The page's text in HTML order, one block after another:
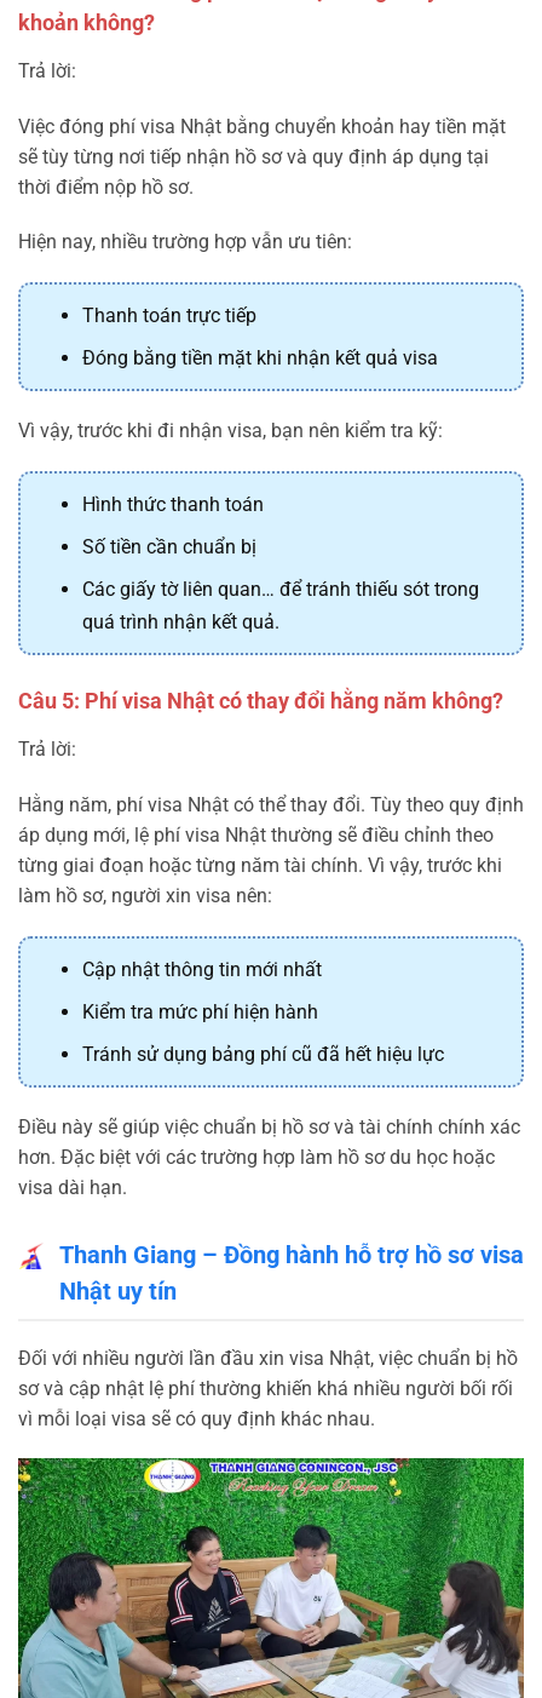
khoản không?
Trả lời:
Việc đóng phí visa Nhật bằng chuyển khoản hay tiền mặt
sẽ tùy từng nơi tiếp nhận hồ sơ và quy định áp dụng tại
thời điểm nộp hồ sơ.
Hiện nay, nhiều trường hợp vẫn ưu tiên:
Thanh toán trực tiếp
Đóng bằng tiền mặt khi nhận kết quả visa
Vì vậy, trước khi đi nhận visa, bạn nên kiểm tra kỹ:
Hình thức thanh toán
Số tiền cần chuẩn bị
Các giấy tờ liên quan… để tránh thiếu sót trong
quá trình nhận kết quả.
Câu 5: Phí visa Nhật có thay đổi hằng năm không?
Trả lời:
Hằng năm, phí visa Nhật có thể thay đổi. Tùy theo quy định
áp dụng mới, lệ phí visa Nhật thường sẽ điều chỉnh theo
từng giai đoạn hoặc từng năm tài chính. Vì vậy, trước khi
làm hồ sơ, người xin visa nên:
Cập nhật thông tin mới nhất
Kiểm tra mức phí hiện hành
Tránh sử dụng bảng phí cũ đã hết hiệu lực
Điều này sẽ giúp việc chuẩn bị hồ sơ và tài chính chính xác
hơn. Đặc biệt với các trường hợp làm hồ sơ du học hoặc
visa dài hạn.
Thanh Giang – Đồng hành hỗ trợ hồ sơ visa
Nhật uy tín
Đối với nhiều người lần đầu xin visa Nhật, việc chuẩn bị hồ
sơ và cập nhật lệ phí thường khiến khá nhiều người bối rối
vì mỗi loại visa sẽ có quy định khác nhau.